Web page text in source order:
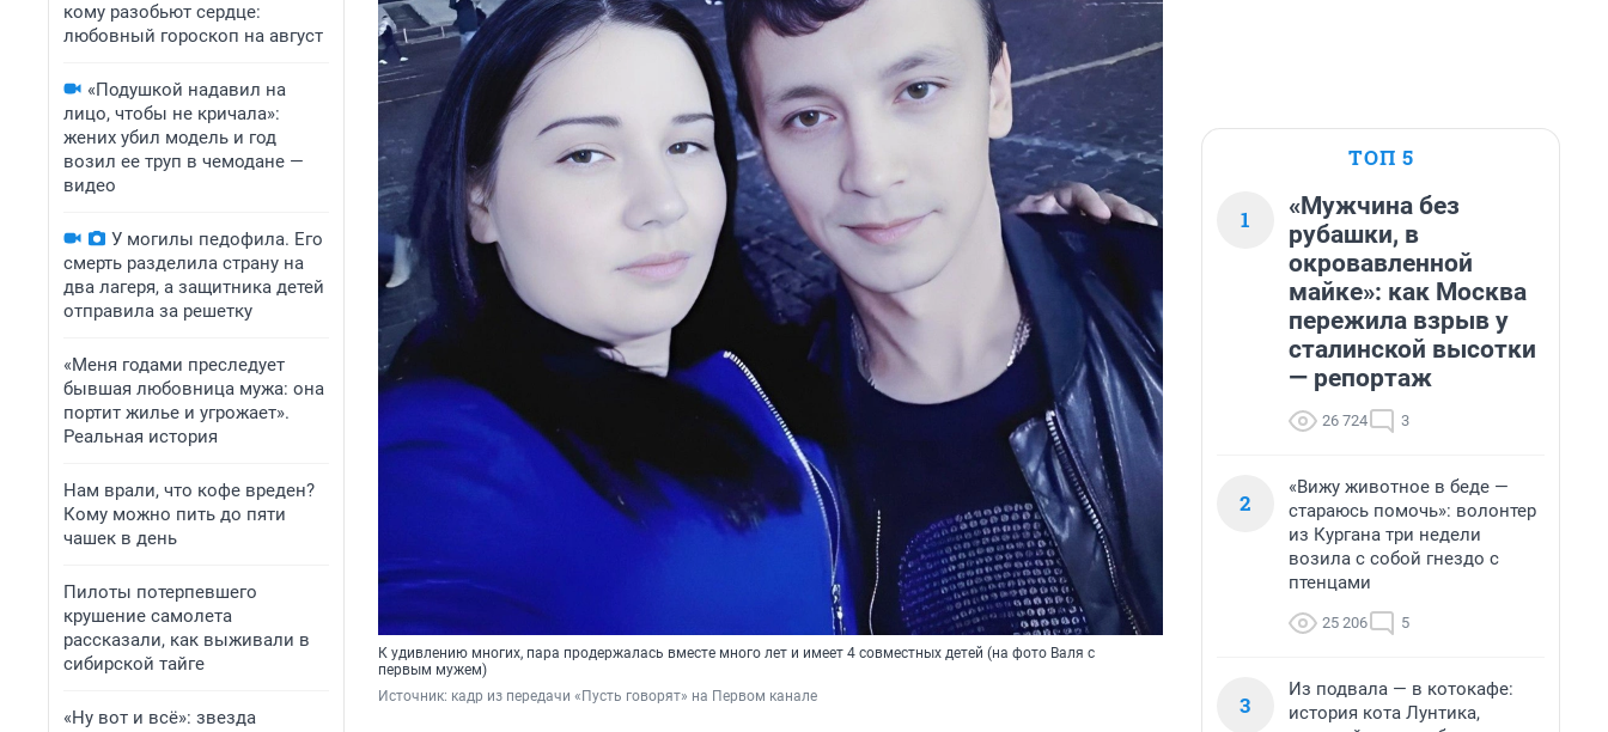
кому разобьют сердце:
любовный гороскоп на август
«Подушкой надавил на
лицо, чтобы не кричала»:
жених убил модель и год
возил ее труп в чемодане —
видео
У могилы педофила. Его
смерть разделила страну на
два лагеря, а защитника детей
отправила за решетку
«Меня годами преследует
бывшая любовница мужа: она
портит жилье и угрожает».
Реальная история
Нам врали, что кофе вреден?
Кому можно пить до пяти
чашек в день
Пилоты потерпевшего
крушение самолета
рассказали, как выживали в
сибирской тайге
«Ну вот и всё»: звезда
К удивлению многих, пара продержалась вместе много лет и имеет 4 совместных детей (на фото Валя с
первым мужем)
Источник: кадр из передачи «Пусть говорят» на Первом канале
ТОП 5
1
«Мужчина без
рубашки, в
окровавленной
майке»: как Москва
пережила взрыв у
сталинской высотки
— репортаж
26 724 3
2
«Вижу животное в беде —
стараюсь помочь»: волонтер
из Кургана три недели
возила с собой гнездо с
птенцами
25 206 5
3
Из подвала — в котокафе:
история кота Лунтика,